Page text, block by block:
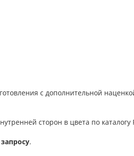
с дополнительной
сторон в цвета по каталогу
.